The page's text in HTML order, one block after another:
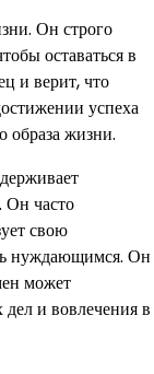
Он строго
оставаться в
и верит, что
успеха
образа жизни.
Он часто
свою
нуждающимся. Он
может
и вовлечения в